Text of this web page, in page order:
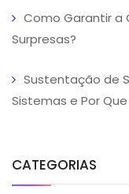
Como Garantir a
Surpresas?
Sustentação de
Sistemas e Por
CATEGORIAS